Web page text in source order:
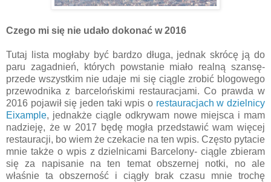
Czego mi się nie udało dokonać w 2016
Tutaj lista mogłaby być bardzo długa, jednak skrócę ją do
paru zagadnień, których powstanie miało realną szansę-
przede wszystkim nie udaje mi się ciągle zrobić blogowego
przewodnika z barcelońskimi restauracjami. Co prawda w
2016 pojawił się jeden taki wpis o restauracjach w dzielnicy
Eixample, jednakże ciągle odkrywam nowe miejsca i mam
nadzieję, że w 2017 będę mogła przedstawić wam więcej
restauracji, bo wiem że czekacie na ten wpis. Często pytacie
mnie także o wpis z dzielnicami Barcelony- ciągle zbieram
się za napisanie na ten temat obszernej notki, no ale
właśnie ta obszerność i ciągły brak czasu mnie trochę